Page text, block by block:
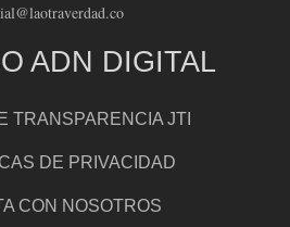
ADN DIGITAL
TRANSPARENCIA JTI
DE PRIVACIDAD
CON NOSOTROS